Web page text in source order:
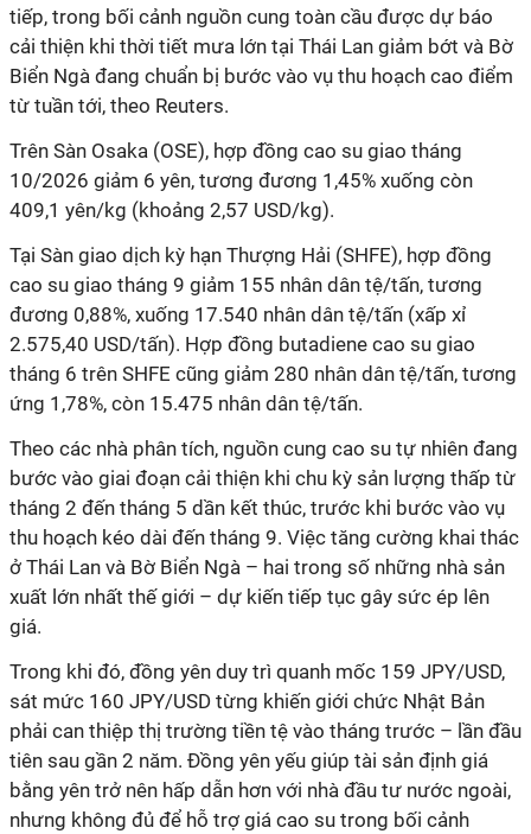
tiếp, trong bối cảnh nguồn cung toàn cầu được dự báo
cải thiện khi thời tiết mưa lớn tại Thái Lan giảm bớt và Bờ
Biển Ngà đang chuẩn bị bước vào vụ thu hoạch cao điểm
từ tuần tới, theo Reuters.
Trên Sàn Osaka (OSE), hợp đồng cao su giao tháng
10/2026 giảm 6 yên, tương đương 1,45% xuống còn
409,1 yên/kg (khoảng 2,57 USD/kg).
Tại Sàn giao dịch kỳ hạn Thượng Hải (SHFE), hợp đồng
cao su giao tháng 9 giảm 155 nhân dân tệ/tấn, tương
đương 0,88%, xuống 17.540 nhân dân tệ/tấn (xấp xỉ
2.575,40 USD/tấn). Hợp đồng butadiene cao su giao
tháng 6 trên SHFE cũng giảm 280 nhân dân tệ/tấn, tương
ứng 1,78%, còn 15.475 nhân dân tệ/tấn.
Theo các nhà phân tích, nguồn cung cao su tự nhiên đang
bước vào giai đoạn cải thiện khi chu kỳ sản lượng thấp từ
tháng 2 đến tháng 5 dần kết thúc, trước khi bước vào vụ
thu hoạch kéo dài đến tháng 9. Việc tăng cường khai thác
ở Thái Lan và Bờ Biển Ngà – hai trong số những nhà sản
xuất lớn nhất thế giới – dự kiến tiếp tục gây sức ép lên
giá.
Trong khi đó, đồng yên duy trì quanh mốc 159 JPY/USD,
sát mức 160 JPY/USD từng khiến giới chức Nhật Bản
phải can thiệp thị trường tiền tệ vào tháng trước – lần đầu
tiên sau gần 2 năm. Đồng yên yếu giúp tài sản định giá
bằng yên trở nên hấp dẫn hơn với nhà đầu tư nước ngoài,
nhưng không đủ để hỗ trợ giá cao su trong bối cảnh